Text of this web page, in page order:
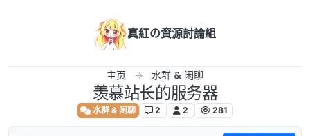
真紅の資源討論組
主页 水群 & 闲聊
羡慕站长的服务器
水群 & 闲聊 2 2 281